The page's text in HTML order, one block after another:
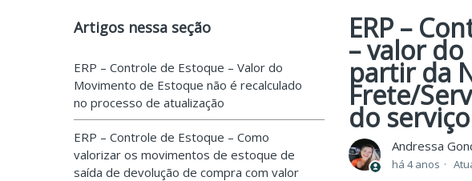
Artigos nessa seção
ERP – Controle de Estoque – Valor do
Movimento de Estoque não é recalculado
no processo de atualização
ERP – Controle de Estoque – Como
valorizar os movimentos de estoque de
saída de devolução de compra com valor
ERP –
– valor
partir da
Frete/
do
Andressa
há 4 anos